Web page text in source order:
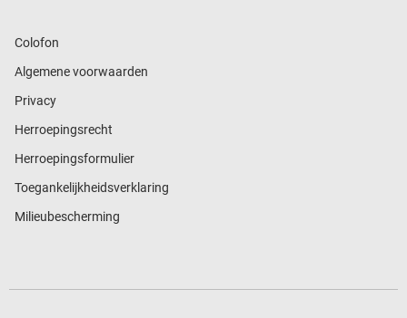
Colofon
Algemene voorwaarden
Privacy
Herroepingsrecht
Herroepingsformulier
Toegankelijkheidsverklaring
Milieubescherming